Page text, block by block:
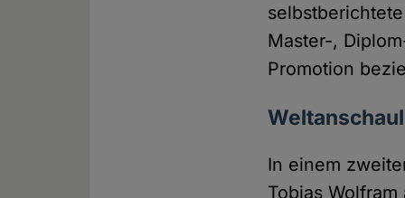
Master-,
Promotion
In einem
Tobias